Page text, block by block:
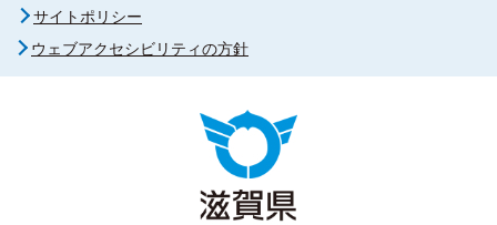
サイトポリシー
ウェブアクセシビリティの方針